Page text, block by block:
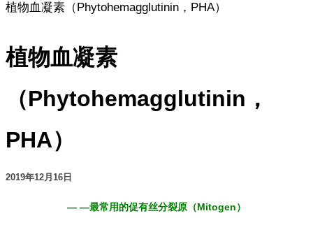
植物血凝素（Phytohemagglutinin，PHA）
植物血凝素
（Phytohemagglutinin，
PHA）
2019年12月16日
— —最常用的促有丝分裂原（Mitogen）